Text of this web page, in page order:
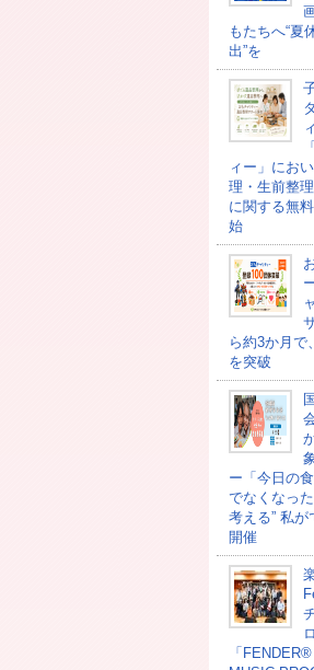
もたちへ“夏
出”を
ィー」にお
理・生前整
に関する無
始
ら約3か月で
を突破
ー「今日の
でなくなっ
考える” 私が
開催
「